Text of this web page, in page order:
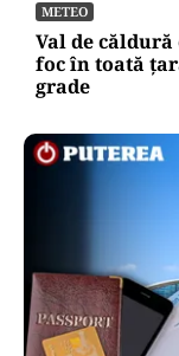
METEO
Val de
foc în toată
grade